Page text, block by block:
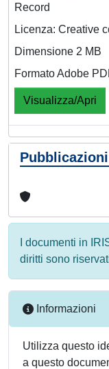
Record
Licenza: Creative
Dimensione 2 MB
Formato Adobe
Visualizza/Apri
I documenti in
diritti sono
Informazioni
Utilizza questo
a questo